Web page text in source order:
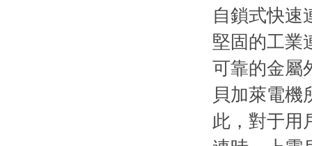
自鎖式快速
堅固的工業
可靠的金屬
貝加萊電機
此，對于用